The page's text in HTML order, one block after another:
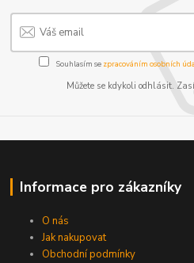
Souhlasím se zpracováním osobních
Můžete se kdykoli odhlásit.
Informace pro zákazníky
O nás
Jak nakupovat
Obchodní podmínky